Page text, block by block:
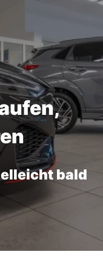
bald